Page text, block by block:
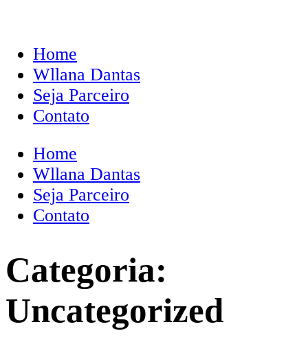
Home
Wllana Dantas
Seja Parceiro
Contato
Home
Wllana Dantas
Seja Parceiro
Contato
Categoria:
Uncategorized